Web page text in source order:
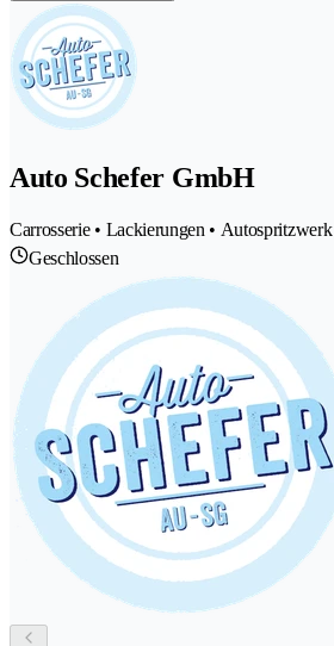
Auto Schefer GmbH
Carrosserie • Lackierungen • Autospritzwerk
Geschlossen